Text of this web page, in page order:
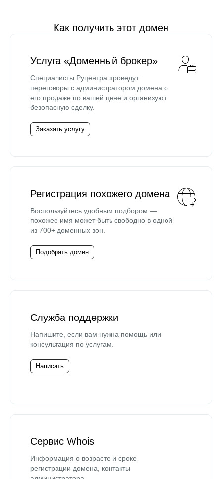
Как получить этот домен
Услуга «Доменный брокер»
Специалисты Руцентра проведут
переговоры с администратором домена о
его продаже по вашей цене и организуют
безопасную сделку.
Заказать услугу
Регистрация похожего домена
Воспользуйтесь удобным подбором —
похожее имя может быть свободно в одной
из 700+ доменных зон.
Подобрать домен
Служба поддержки
Напишите, если вам нужна помощь или
консультация по услугам.
Написать
Сервис Whois
Информация о возрасте и сроке
регистрации домена, контакты